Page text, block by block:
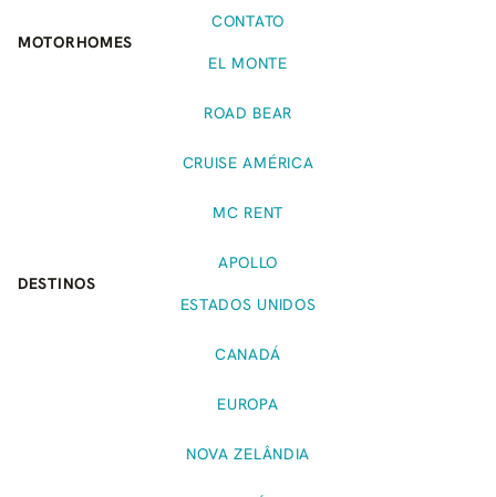
CONTATO
MOTORHOMES
EL MONTE
ROAD BEAR
CRUISE AMÉRICA
MC RENT
APOLLO
DESTINOS
ESTADOS UNIDOS
CANADÁ
EUROPA
NOVA ZELÂNDIA